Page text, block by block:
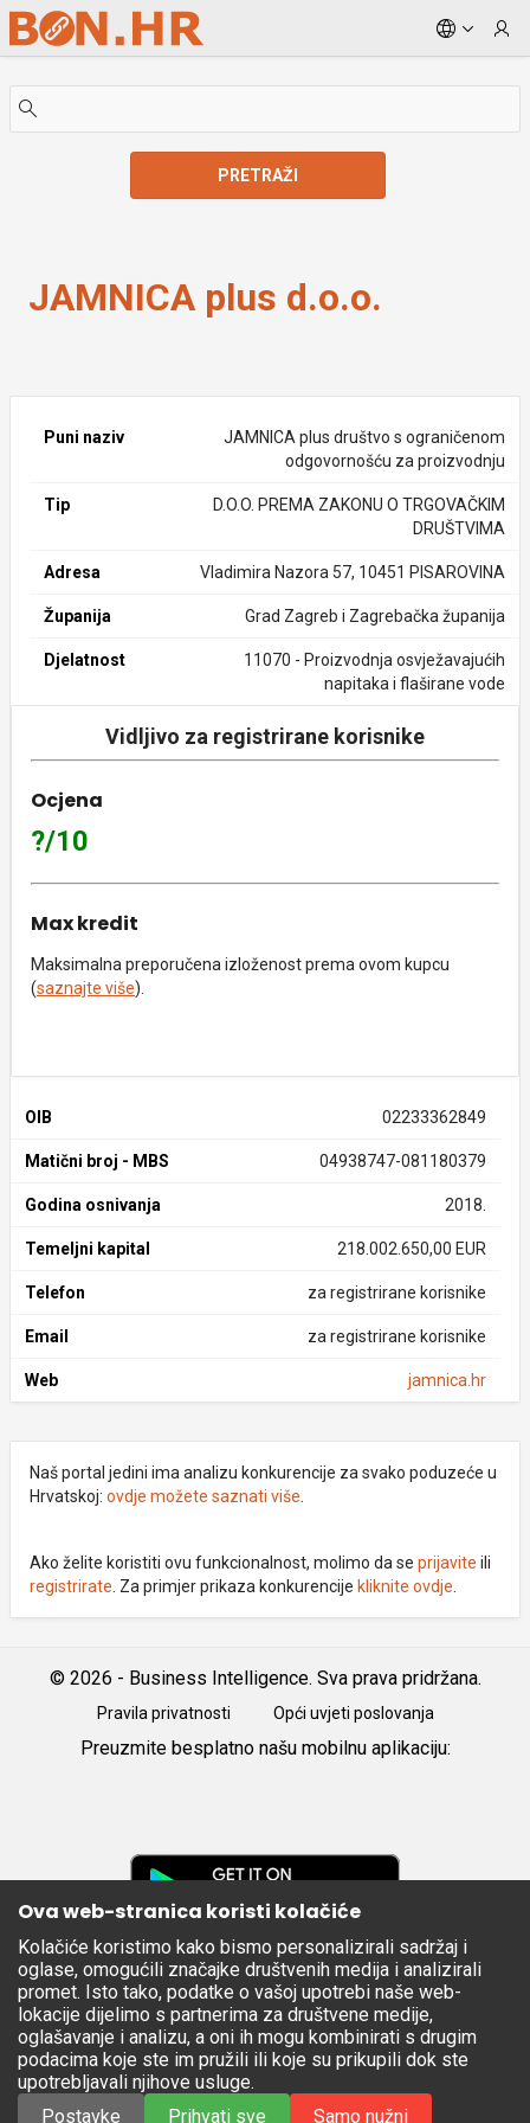
Skip to Main Content
PRETRAŽI
JAMNICA plus d.o.o.
Puni naziv
JAMNICA plus društvo s ograničenom
odgovornošću za proizvodnju
Tip
D.O.O. PREMA ZAKONU O TRGOVAČKIM
DRUŠTVIMA
Adresa Vladimira Nazora 57, 10451 PISAROVINA
Županija Grad Zagreb i Zagrebačka županija
Djelatnost
11070 - Proizvodnja osvježavajućih
napitaka i flaširane vode
Vidljivo za registrirane korisnike
Ocjena
?/10
Max kredit
Maksimalna preporučena izloženost prema ovom kupcu
(saznajte više).
OIB 02233362849
Matični broj - MBS 04938747-081180379
Godina osnivanja 2018.
Temeljni kapital 218.002.650,00 EUR
Telefon za registrirane korisnike
Email za registrirane korisnike
Web jamnica.hr
Naš portal jedini ima analizu konkurencije za svako poduzeće u
Hrvatskoj: ovdje možete saznati više
Ako želite koristiti ovu funkcionalnost, molimo da se prijavite ili
registrirate . Za primjer prikaza konkurencije kliknite ovdje
© 2026 - Business Intelligence. Sva prava pridržana.
Pravila privatnosti Opći uvjeti poslovanja
Preuzmite besplatno našu mobilnu aplikaciju:
Apple
Store
Ova web-stranica koristi kolačiće
Kolačiće koristimo kako bismo personalizirali sadržaj i
oglase, omogućili značajke društvenih medija i analizirali
promet. Isto tako, podatke o vašoj upotrebi naše web-
lokacije dijelimo s partnerima za društvene medije,
oglašavanje i analizu, a oni ih mogu kombinirati s drugim
podacima koje ste im pružili ili koje su prikupili dok ste
upotrebljavali njihove usluge.
Postavke
Prihvati sve Samo nužni